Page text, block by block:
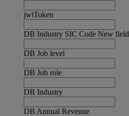
jwtToken
DB Industry SIC Code New field
DB Job level
DB Job role
DB Industry
DB Annual Revenue